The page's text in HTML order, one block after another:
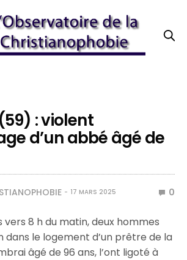
: violent
d’un abbé âgé de
17 MARS 2025 0
vers 8 h du matin, deux hommes
le logement d’un prêtre de la
âgé de 96 ans, l’ont ligoté à